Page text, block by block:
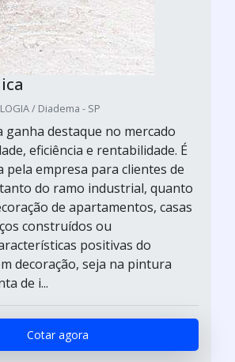
/ Diadema - SP
ganha destaque no mercado
eficiência e rentabilidade. É
pela empresa para clientes de
do ramo industrial, quanto
de apartamentos, casas
construídos ou
positivas do
decoração, seja na pintura
de i...
Cotar agora